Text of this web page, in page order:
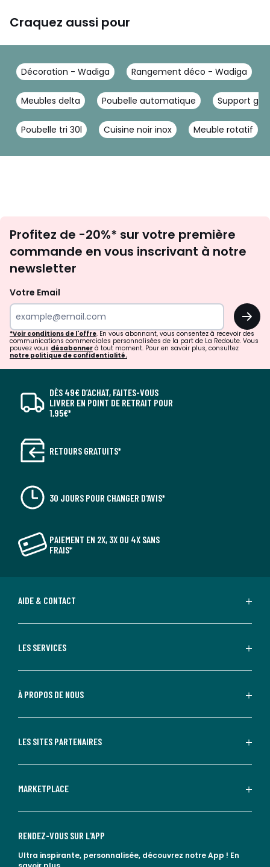
Craquez aussi pour
Décoration - Wadiga Rangement déco - Wadiga
Meubles delta Poubelle automatique Support
Poubelle tri 30l Cuisine noir inox Meuble rotatif
newsletter
Profitez de -20%* sur votre première
commande en vous inscrivant à notre
newsletter
Votre Email
OK
*Voir conditions de l'offre. En vous abonnant, vous consentez à recevoir des
communications commerciales personnalisées de la part de La Redoute. Vous
pouvez vous désabonner à tout moment. Pour en savoir plus, consultez
notre politique de confidentialité.
DÈS 49€ D’ACHAT, FAITES-VOUS
LIVRER EN POINT DE RETRAIT POUR
1,95€*
RETOURS GRATUITS*
30 JOURS POUR CHANGER D'AVIS*
PAIEMENT EN 2X, 3X OU 4X SANS
FRAIS*
AIDE & CONTACT
LES SERVICES
À PROPOS DE NOUS
LES SITES PARTENAIRES
MARKETPLACE
RENDEZ-VOUS SUR L'APP
Ultra inspirante, personnalisée, découvrez notre App ! En